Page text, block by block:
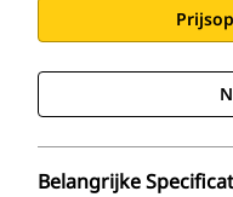
Belangrijke